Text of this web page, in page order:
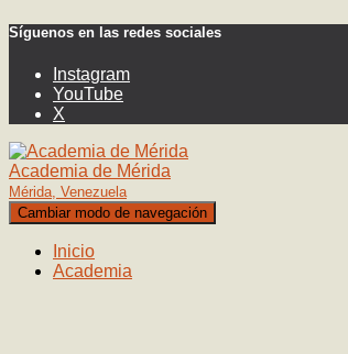
Síguenos en las redes sociales
Instagram
YouTube
X
Academia de Mérida
Mérida, Venezuela
Cambiar modo de navegación
Inicio
Academia